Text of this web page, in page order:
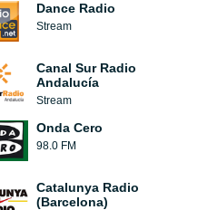
Dance Radio
Stream
Canal Sur Radio
Andalucía
Stream
Onda Cero
98.0 FM
Catalunya Radio
(Barcelona)